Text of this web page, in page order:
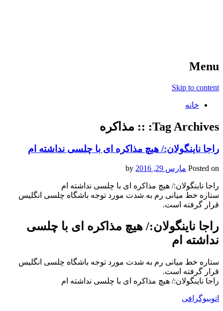
Menu
Skip to content
خانه
Tag Archives: :: مذاکره
راجا ناینگولان:/ هیچ مذاکره ای با چلسی نداشته ام
Posted on مارس 29, 2016
راجا ناینگولان:/ هیچ مذاکره ای با چلسی نداشته ام
ستاره خط میانی رم به شدت مورد توجه باشگاه چلسی انگلیس
قرار گرفته است.
راجا ناینگولان:/ هیچ مذاکره ای با چلسی
نداشته ام
ستاره خط میانی رم به شدت مورد توجه باشگاه چلسی انگلیس
قرار گرفته است.
راجا ناینگولان:/ هیچ مذاکره ای با چلسی نداشته ام
اتوبیوگرافی